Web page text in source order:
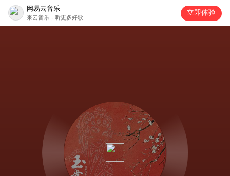
网易云音乐
来云音乐，听更多好歌
立即体验